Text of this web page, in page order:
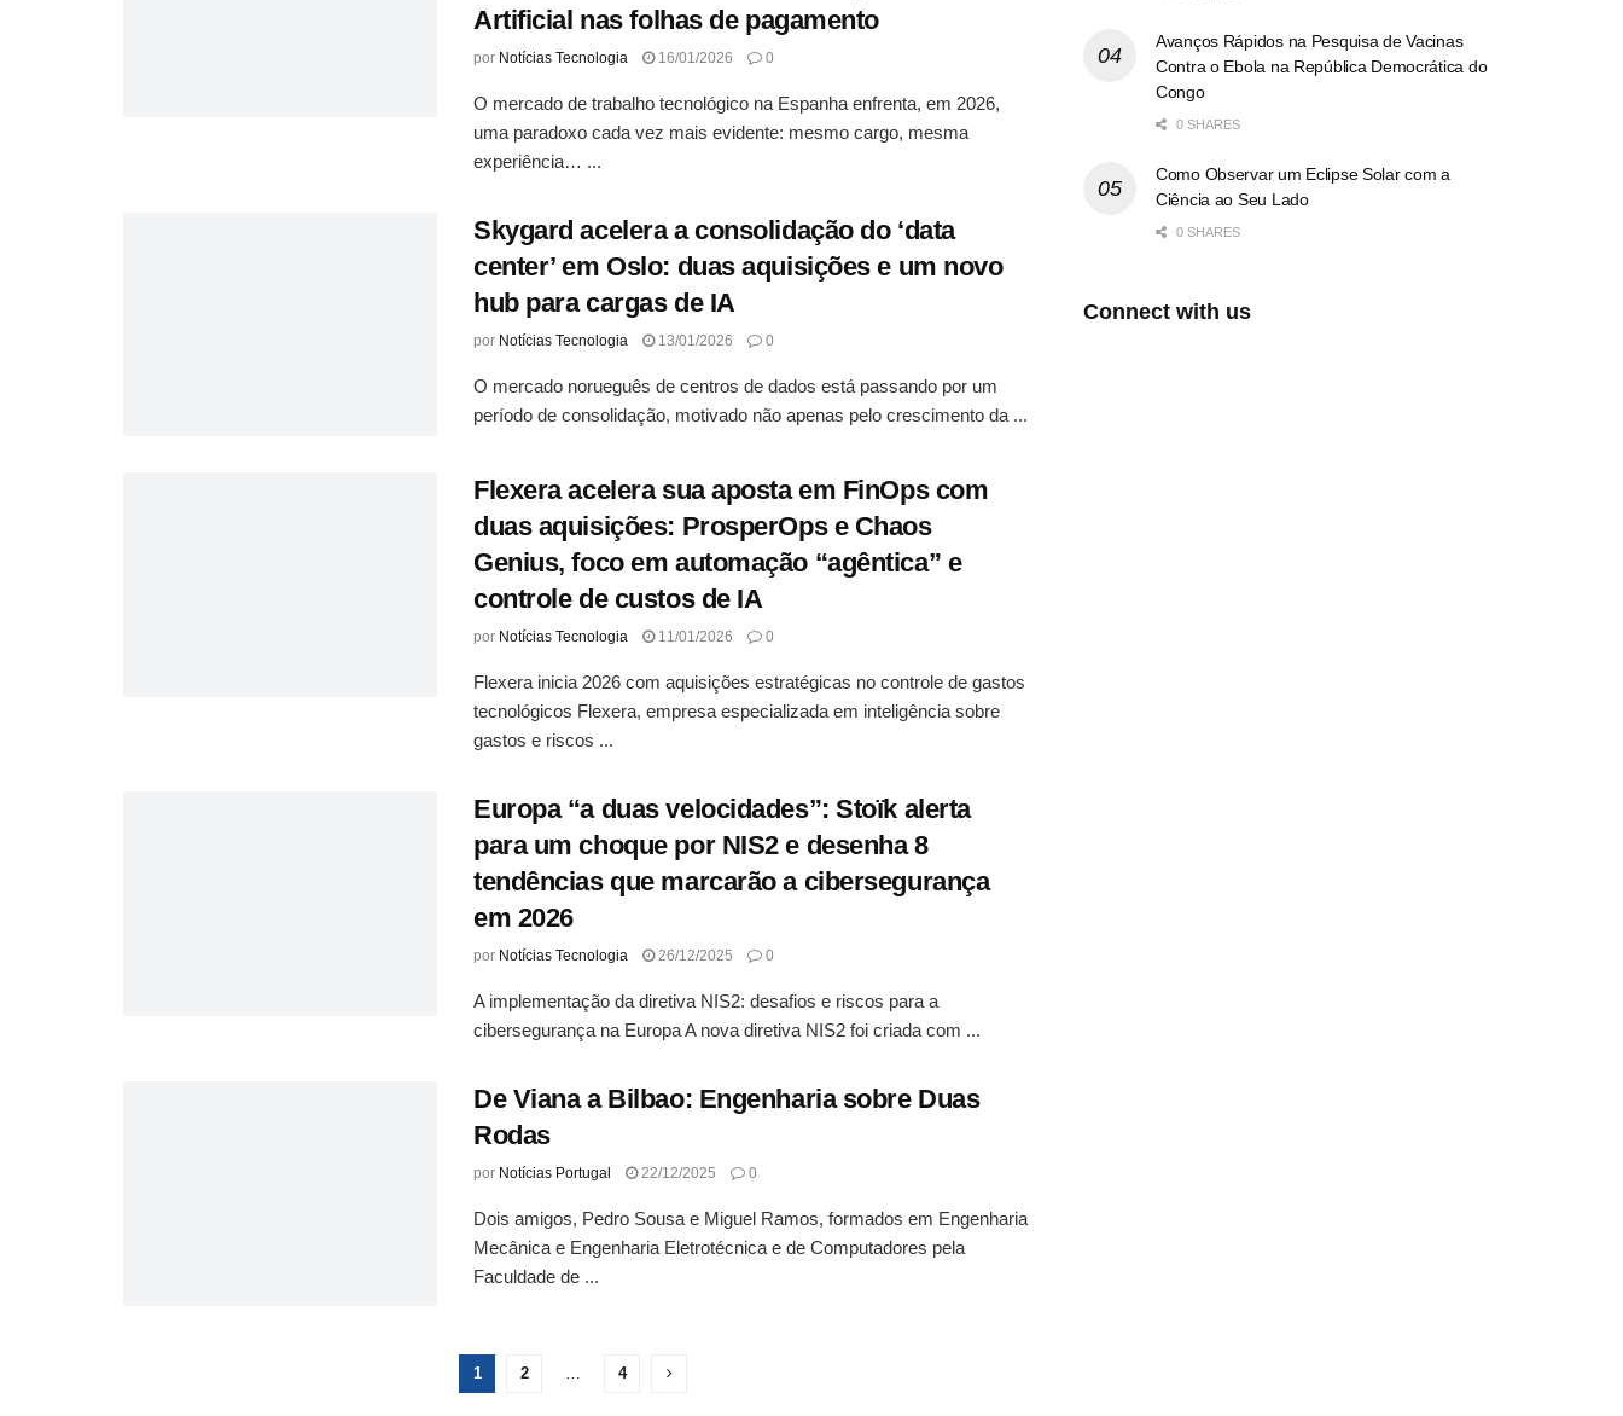
Artificial nas folhas de pagamento
por Notícias Tecnologia 16/01/2026 0
O mercado de trabalho tecnológico na Espanha enfrenta, em 2026,
uma paradoxo cada vez mais evidente: mesmo cargo, mesma
experiência… ...
Skygard acelera a consolidação do ‘data
center’ em Oslo: duas aquisições e um novo
hub para cargas de IA
por Notícias Tecnologia 13/01/2026 0
O mercado norueguês de centros de dados está passando por um
período de consolidação, motivado não apenas pelo crescimento da ...
Flexera acelera sua aposta em FinOps com
duas aquisições: ProsperOps e Chaos
Genius, foco em automação “agêntica” e
controle de custos de IA
por Notícias Tecnologia 11/01/2026 0
Flexera inicia 2026 com aquisições estratégicas no controle de gastos
tecnológicos Flexera, empresa especializada em inteligência sobre
gastos e riscos ...
Europa “a duas velocidades”: Stoïk alerta
para um choque por NIS2 e desenha 8
tendências que marcarão a cibersegurança
em 2026
por Notícias Tecnologia 26/12/2025 0
A implementação da diretiva NIS2: desafios e riscos para a
cibersegurança na Europa A nova diretiva NIS2 foi criada com ...
De Viana a Bilbao: Engenharia sobre Duas
Rodas
por Notícias Portugal 22/12/2025 0
Dois amigos, Pedro Sousa e Miguel Ramos, formados em Engenharia
Mecânica e Engenharia Eletrotécnica e de Computadores pela
Faculdade de ...
1 2 … 4
Avanços Rápidos na Pesquisa de Vacinas
Contra o Ebola na República Democrática do
Congo
0 SHARES
Como Observar um Eclipse Solar com a
Ciência ao Seu Lado
0 SHARES
Connect with us